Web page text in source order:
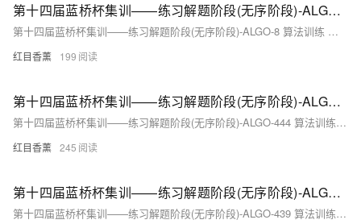
第十四届蓝桥杯集训——练习解题阶段(无序阶段)-ALGO-8 算法训练 操作格子 线段树
第十四届蓝桥杯集训——练习解题阶段(无序阶段)-ALGO-8 算法训练 操作格子 线段树
红目香薰 199
第十四届蓝桥杯集训——练习解题阶段(无序阶段)-ALGO-444 算法训练 求和问题
第十四届蓝桥杯集训——练习解题阶段(无序阶段)-ALGO-444 算法训练 求和问题
红目香薰 245
第十四届蓝桥杯集训——练习解题阶段(无序阶段)-ALGO-439 算法训练 简单字符变换
第十四届蓝桥杯集训——练习解题阶段(无序阶段)-ALGO-439 算法训练 简单字符变换